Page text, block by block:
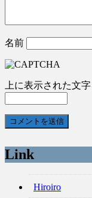
名前
上に表示された文
Link
Hiroiro